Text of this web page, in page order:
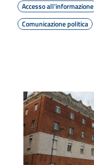
Accesso all'informazione
Comunicazione politica